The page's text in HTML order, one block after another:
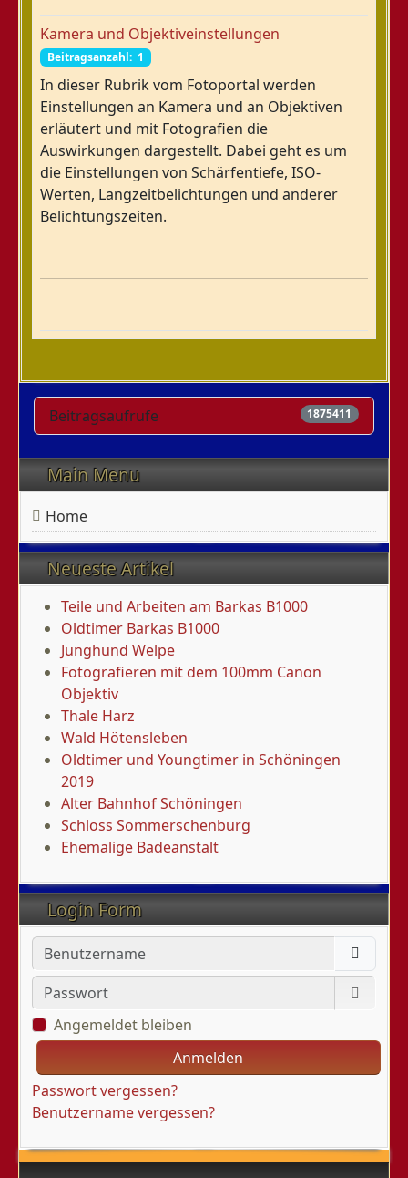
Main Menu
Home
Neueste Artikel
Teile und Arbeiten am Barkas B1000
Oldtimer Barkas B1000
Junghund Welpe
Fotografieren mit dem 100mm Canon
Objektiv
Thale Harz
Wald Hötensleben
Oldtimer und Youngtimer in Schöningen
2019
Alter Bahnhof Schöningen
Schloss Sommerschenburg
Ehemalige Badeanstalt
Login Form
Benutzername
Passwort
Angemeldet bleiben
Anmelden
Passwort vergessen?
Benutzername vergessen?
Kamera und Objektiveinstellungen
Beitragsanzahl: 1
In dieser Rubrik vom Fotoportal werden
Einstellungen an Kamera und an Objektiven
erläutert und mit Fotografien die
Auswirkungen dargestellt. Dabei geht es um
die Einstellungen von Schärfentiefe, ISO-
Werten, Langzeitbelichtungen und anderer
Belichtungszeiten.
Beitragsaufrufe 1875411